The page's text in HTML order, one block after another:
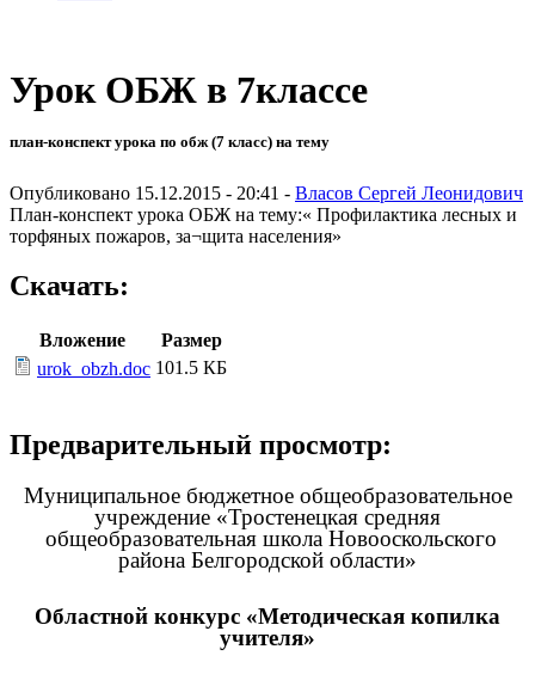
Урок ОБЖ в 7классе
план-конспект урока по обж (7 класс) на тему
Опубликовано 15.12.2015 - 20:41 - Власов Сергей Леонидович
План-конспект урока ОБЖ на тему:« Профилактика лесных и
торфяных пожаров, за¬щита населения»
Скачать:
Вложение
Размер
urok_obzh.doc 101.5 КБ
Предварительный просмотр:
Муниципальное бюджетное общеобразовательное
учреждение «Тростенецкая средняя
общеобразовательная школа Новооскольского
района Белгородской области»
Областной конкурс «Методическая копилка
учителя»